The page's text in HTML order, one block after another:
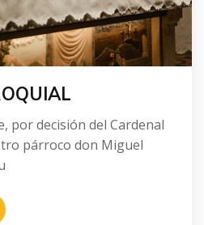
por decisión del Cardenal
párroco don Miguel